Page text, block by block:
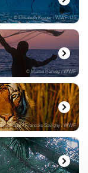
© Elisabeth Kruger / WWF-US
© Martin Harvey / WWF
/ Francois Savigny / WWF